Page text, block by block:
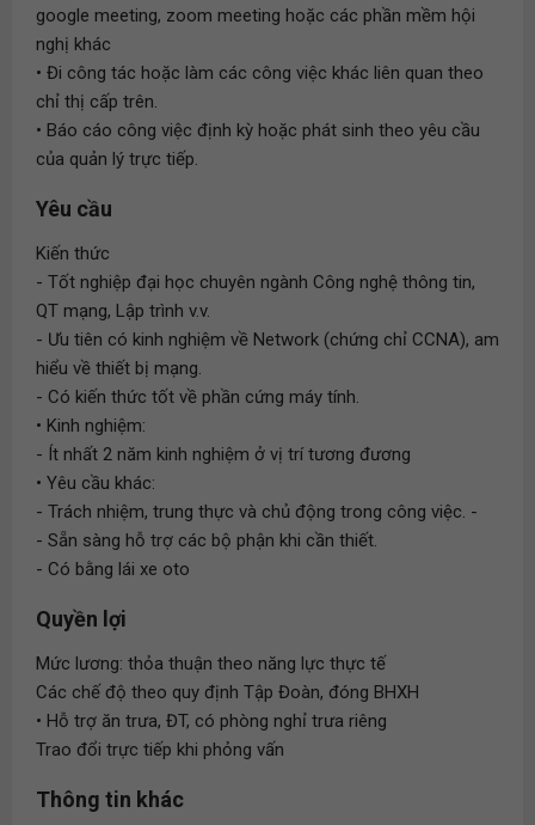
google meeting, zoom meeting hoặc các phần mềm hội
nghị khác
• Đi công tác hoặc làm các công việc khác liên quan theo
chỉ thị cấp trên.
• Báo cáo công việc định kỳ hoặc phát sinh theo yêu cầu
của quản lý trực tiếp.
Yêu cầu
Kiến thức
- Tốt nghiệp đại học chuyên ngành Công nghệ thông tin,
QT mạng, Lập trình v.v.
- Ưu tiên có kinh nghiệm về Network (chứng chỉ CCNA), am
hiểu về thiết bị mạng.
- Có kiến thức tốt về phần cứng máy tính.
• Kinh nghiệm:
- Ít nhất 2 năm kinh nghiệm ở vị trí tương đương
• Yêu cầu khác:
- Trách nhiệm, trung thực và chủ động trong công việc. -
- Sẵn sàng hỗ trợ các bộ phận khi cần thiết.
- Có bằng lái xe oto
Quyền lợi
Mức lương: thỏa thuận theo năng lực thực tế
Các chế độ theo quy định Tập Đoàn, đóng BHXH
• Hỗ trợ ăn trưa, ĐT, có phòng nghỉ trưa riêng
Trao đổi trực tiếp khi phỏng vấn
Thông tin khác